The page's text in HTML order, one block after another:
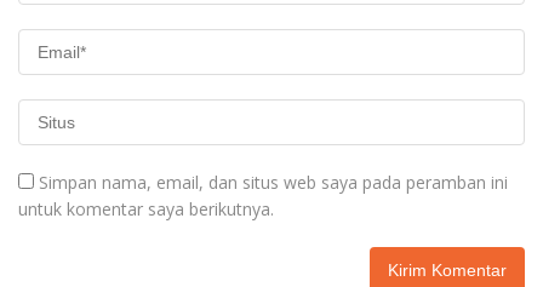
Simpan nama, email, dan situs web saya pada peramban ini
untuk komentar saya berikutnya.